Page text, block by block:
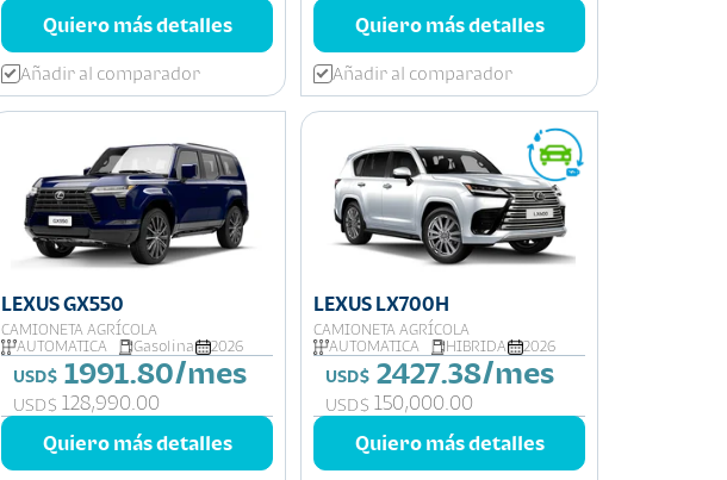
Quiero más detalles
Añadir al comparador
Quiero más detalles
Añadir al comparador
LEXUS GX550
CAMIONETA AGRÍCOLA
AUTOMATICA
Gasolina 2026
USD$ 1991.80/mes
USD$ 128,990.00
Quiero más detalles
LEXUS LX700H
CAMIONETA AGRÍCOLA
AUTOMATICA
HIBRIDA 2026
USD$ 2427.38/mes
USD$ 150,000.00
Quiero más detalles